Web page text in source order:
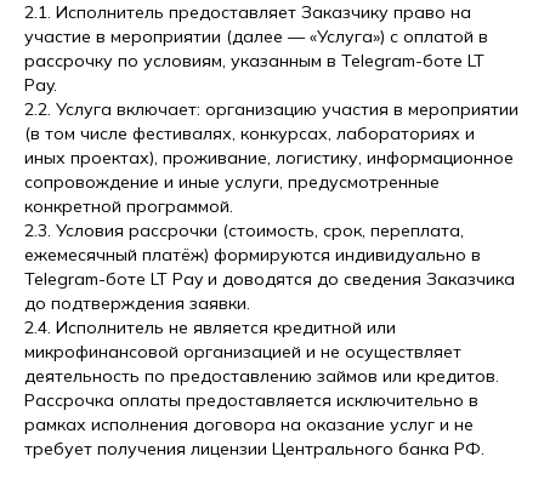
2.1. Исполнитель предоставляет Заказчику право на
участие в мероприятии (далее — «Услуга») с оплатой в
рассрочку по условиям, указанным в Telegram-боте LT
Pay.
2.2. Услуга включает: организацию участия в мероприятии
(в том числе фестивалях, конкурсах, лабораториях и
иных проектах), проживание, логистику, информационное
сопровождение и иные услуги, предусмотренные
конкретной программой.
2.3. Условия рассрочки (стоимость, срок, переплата,
ежемесячный платёж) формируются индивидуально в
Telegram-боте LT Pay и доводятся до сведения Заказчика
до подтверждения заявки.
2.4. Исполнитель не является кредитной или
микрофинансовой организацией и не осуществляет
деятельность по предоставлению займов или кредитов.
Рассрочка оплаты предоставляется исключительно в
рамках исполнения договора на оказание услуг и не
требует получения лицензии Центрального банка РФ.